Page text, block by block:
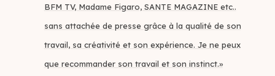
BFM TV, Madame Figaro, SANTE MAGAZINE etc..
sans attachée de presse grâce à la qualité de son
travail, sa créativité et son expérience. Je ne peux
que recommander son travail et son instinct.»